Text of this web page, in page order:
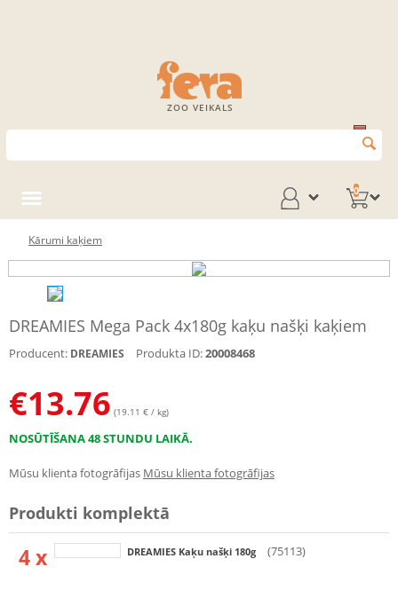
ZOO VEIKALS
0
Kārumi kaķiem
DREAMIES Mega Pack 4x180g kaķu našķi kaķiem
Producent: DREAMIES Produkta ID:20008468
€13.76 (19.11 € / kg)
NOSŪTĪŠANA 48 STUNDU LAIKĀ.
Mūsu klienta fotogrāfijas Mūsu klienta fotogrāfijas
Produkti komplektā
4 x DREAMIES Kaķu našķi 180g (75113)